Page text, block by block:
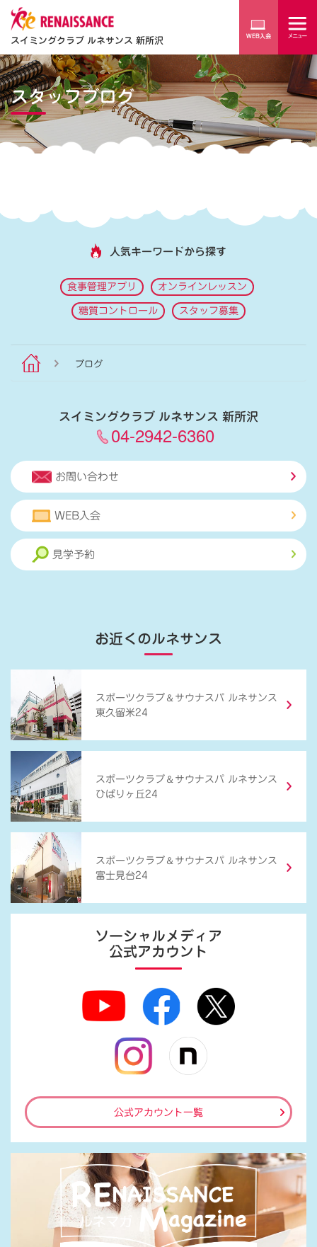
スイミングクラブ ルネサンス 新所沢
スタッフブログ
人気キーワードから探す
食事管理アプリ オンラインレッスン
糖質コントロール スタッフ募集
ブログ
スイミングクラブ ルネサンス 新所沢
04-2942-6360
お問い合わせ
WEB入会
見学予約
お近くのルネサンス
スポーツクラブ ＆ サウナスパ ルネサンス
東久留米24
スポーツクラブ ＆ サウナスパ ルネサンス
ひばりヶ丘24
スポーツクラブ ＆ サウナスパ ルネサンス
富士見台24
ソーシャルメディア
公式アカウント
公式アカウント一覧